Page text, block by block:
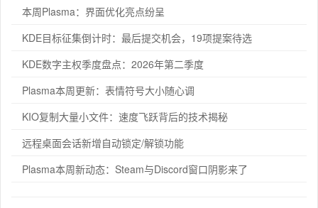
本周Plasma：界面优化亮点纷呈
KDE目标征集倒计时：最后提交机会，19项提案待选
KDE数字主权季度盘点：2026年第二季度
Plasma本周更新：表情符号大小随心调
KIO复制大量小文件：速度飞跃背后的技术揭秘
远程桌面会话新增自动锁定/解锁功能
Plasma本周新动态：Steam与Discord窗口阴影来了